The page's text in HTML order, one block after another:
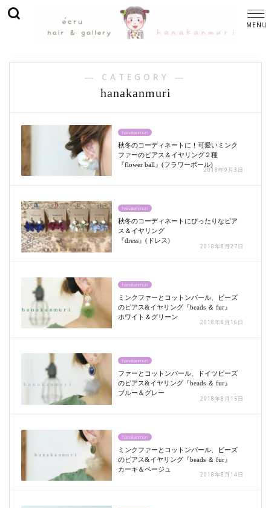
― CATEGORY ―
hanakanmuri
hanakanmuri
秋冬のコーディネートに！可愛いミンク
ファーのピアス＆イヤリング２種
『flower ball』(フラワーボール)
2018年9月3日
hanakanmuri
秋冬のコーディネートにぴったりなピア
ス＆イヤリング
『dress』(ドレス)
2018年8月27日
hanakanmuri
ミンクファーとコットンパール、ビーズ
のピアス&イヤリング『beads ＆ fur』
ホワイト＆グリーン
2018年8月16日
hanakanmuri
ファーとコットンパール、ドイツビーズ
のピアス&イヤリング『beads ＆ fur』
ブルー＆グレー
2018年8月15日
hanakanmuri
ミンクファーとコットンパール、ビーズ
のピアス&イヤリング『beads ＆ fur』
カーキ＆ベージュ
2018年8月14日